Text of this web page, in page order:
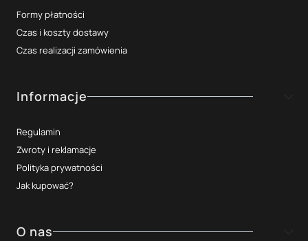
Formy płatności
Czas i koszty dostawy
Czas realizacji zamówienia
Informacje
Regulamin
Zwroty i reklamacje
Polityka prywatności
Jak kupować?
O nas